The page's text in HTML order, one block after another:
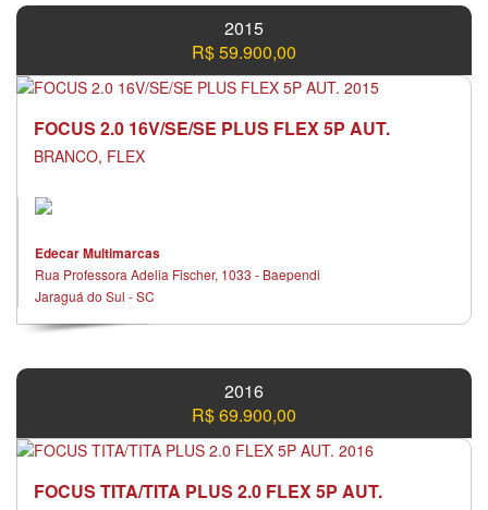
2015
R$ 59.900,00
FOCUS 2.0 16V/SE/SE PLUS FLEX 5P AUT.
BRANCO, FLEX
Edecar Multimarcas
Rua Professora Adelia Fischer, 1033 - Baependi
Jaraguá do Sul - SC
2016
R$ 69.900,00
FOCUS TITA/TITA PLUS 2.0 FLEX 5P AUT.